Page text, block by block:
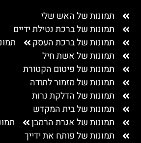
תמונות של האש שלי
תמונות של ברכת נטילת ידיים
תמונות של ברכת העסק
תמונות של אשת חיל
תמונות של פיטום הקטורת
תמונות של מזמור לתודה
תמונות של הדלקת נרות
תמונות של בית המקדש
תמונות של אגרת הרמבן
תמונות של פותח את ידייך